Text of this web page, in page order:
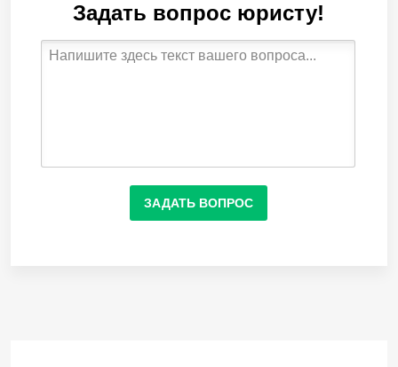
Задать вопрос юристу!
ЗАДАТЬ ВОПРОС